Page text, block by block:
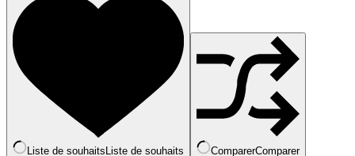
haute
couleur
arc-
en-
ciel
bonbon,
pantalon
souleverListe de souhaits Liste de souhaits ComparerComparer